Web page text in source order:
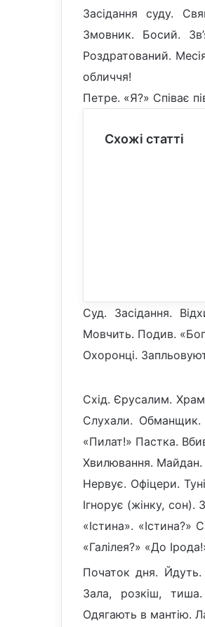
Засідання суду.
Змовник. Босий.
Роздратований.
обличчя!
Петре. «Я?» Співає
Схожі статті
Суд. Засідання.
Мовчить. Подив.
Охоронці.
Схід. Єрусалим.
Слухали. Обманщик.
«Пилат!» Пастка.
Хвилювання. Майдан.
Нервує. Офіцери.
Ігнорує (жінку, сон).
«Істина».
«Галілея?» «До
Початок дня. Йдуть.
Зала, розкіш,
Одягають в мантію.